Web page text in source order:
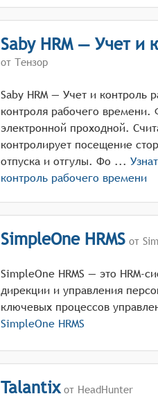
Saby HRM — Учет и
от Тензор
Saby HRM — Учет и контроль
контроля рабочего времени.
электронной проходной.
контролирует посещение
отпуска и отгулы. Фо ...
контроль рабочего времени
SimpleOne HRMS от
SimpleOne HRMS — это HRM-
дирекции и управления
ключевых процессов
SimpleOne HRMS
Talantixот HeadHunter